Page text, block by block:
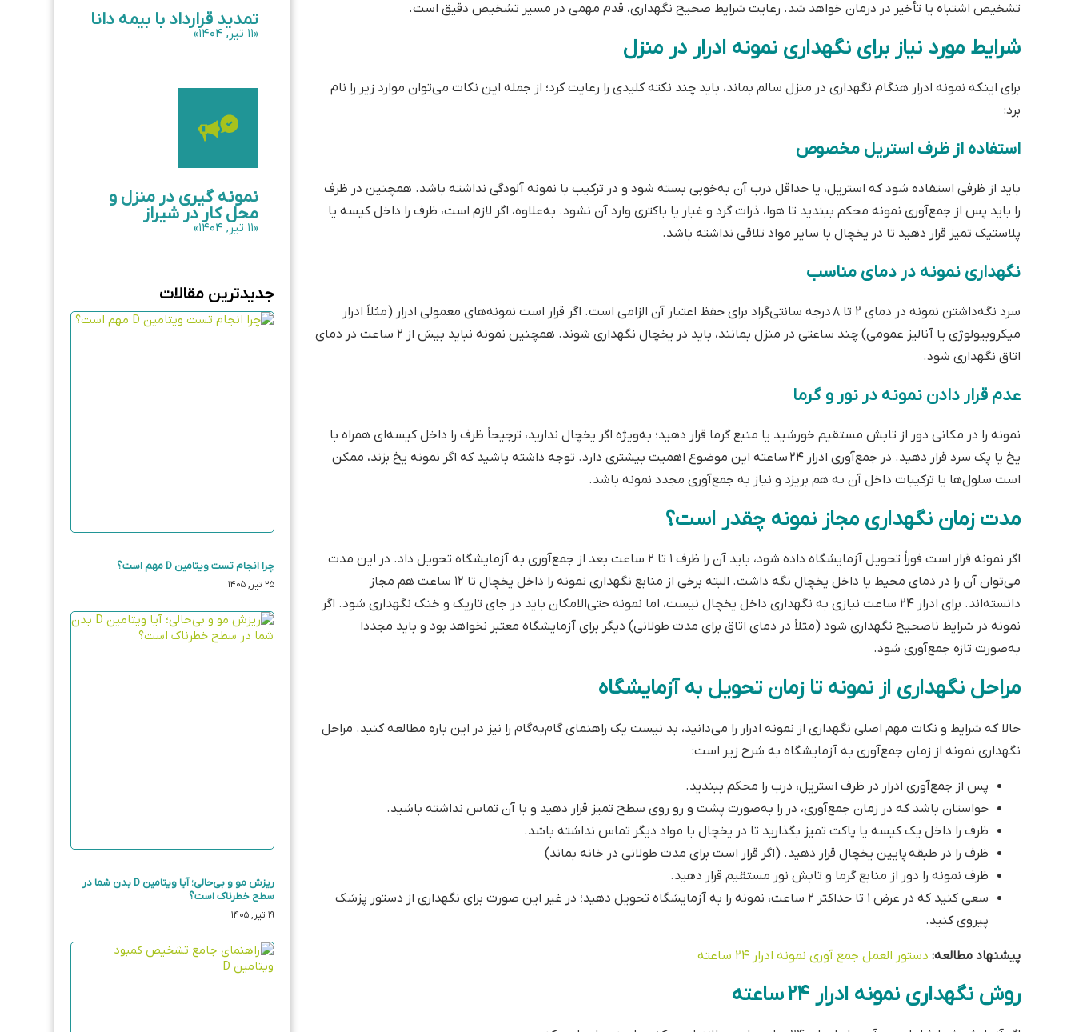
تشخیص اشتباه یا تأخیر در درمان خواهد شد. رعایت شرایط صحیح نگهداری، قدم مهمی در مسیر تشخیص دقیق است.
شرایط مورد نیاز برای نگهداری نمونه ادرار در منزل
برای اینکه نمونه ادرار هنگام نگهداری در منزل سالم بماند، باید چند نکته کلیدی را رعایت کرد؛ از جمله این نکات می‌توان موارد زیر را نام
برد:
استفاده از ظرف استریل مخصوص
باید از ظرفی استفاده شود که استریل، یا حداقل درب آن به‌خوبی بسته شود و در ترکیب با نمونه آلودگی نداشته باشد. همچنین در ظرف
را باید پس از جمع‌آوری نمونه محکم ببندید تا هوا، ذرات گرد و غبار یا باکتری وارد آن نشود. به‌علاوه، اگر لازم است، ظرف را داخل کیسه یا
پلاستیک تمیز قرار دهید تا در یخچال با سایر مواد تلاقی نداشته باشد.
نگهداری نمونه در دمای مناسب
سرد نگه‌داشتن نمونه در دمای ۲ تا ۸ درجه سانتی‌گراد برای حفظ اعتبار آن الزامی است. اگر قرار است نمونه‌های معمولی ادرار (مثلاً ادرار
میکروبیولوژی یا آنالیز عمومی) چند ساعتی در منزل بمانند، باید در یخچال نگهداری شوند. همچنین نمونه نباید بیش از ۲ ساعت در دمای
اتاق نگهداری شود.
عدم قرار دادن نمونه در نور و گرما
نمونه را در مکانی دور از تابش مستقیم خورشید یا منبع گرما قرار دهید؛ به‌ویژه اگر یخچال ندارید، ترجیحاً ظرف را داخل کیسه‌ای همراه با
یخ یا پک سرد قرار دهید. در جمع‌آوری ادرار ۲۴ ساعته این موضوع اهمیت بیشتری دارد. توجه داشته باشید که اگر نمونه یخ بزند، ممکن
است سلول‌ها یا ترکیبات داخل آن به هم بریزد و نیاز به جمع‌آوری مجدد نمونه باشد.
مدت زمان نگهداری مجاز نمونه چقدر است؟
اگر نمونه قرار است فوراً تحویل آزمایشگاه داده شود، باید آن را ظرف ۱ تا ۲ ساعت بعد از جمع‌آوری به آزمایشگاه تحویل داد. در این مدت
می‌توان آن را در دمای محیط یا داخل یخچال نگه داشت. البته برخی از منابع نگهداری نمونه را داخل یخچال تا ۱۲ ساعت هم مجاز
دانسته‌اند. برای ادرار ۲۴ ساعت نیازی به نگهداری داخل یخچال نیست، اما نمونه حتی‌الامکان باید در جای تاریک و خنک نگهداری شود. اگر
نمونه در شرایط ناصحیح نگهداری شود (مثلاً در دمای اتاق برای مدت طولانی) دیگر برای آزمایشگاه معتبر نخواهد بود و باید مجددا
به‌صورت تازه جمع‌آوری شود.
مراحل نگهداری از نمونه تا زمان تحویل به آزمایشگاه
حالا که شرایط و نکات مهم اصلی نگهداری از نمونه ادرار را می‌دانید، بد نیست یک راهنمای گام‌به‌گام را نیز در این باره مطالعه کنید. مراحل
نگهداری نمونه از زمان جمع‌آوری به آزمایشگاه به شرح زیر است:
پس از جمع‌آوری ادرار در ظرف استریل، درب را محکم ببندید.
حواستان باشد که در زمان جمع‌آوری، در را به‌صورت پشت و رو روی سطح تمیز قرار دهید و با آن تماس نداشته باشید.
ظرف را داخل یک کیسه یا پاکت تمیز بگذارید تا در یخچال با مواد دیگر تماس نداشته باشد.
ظرف را در طبقه پایین یخچال قرار دهید. (اگر قرار است برای مدت طولانی در خانه بماند)
ظرف نمونه را دور از منابع گرما و تابش نور مستقیم قرار دهید.
سعی کنید که در عرض ۱ تا حداکثر ۲ ساعت، نمونه را به آزمایشگاه تحویل دهید؛ در غیر این صورت برای نگهداری از دستور پزشک
پیروی کنید.
پیشنهاد مطالعه: دستور العمل جمع آوری نمونه ادرار ۲۴ ساعته
روش نگهداری نمونه ادرار ۲۴ ساعته
تمدید قرارداد با بیمه دانا
«۱۱ تیر, ۱۴۰۴»
نمونه گیری در منزل و
محل کار در شیراز
«۱۱ تیر, ۱۴۰۴»
جدیدترین مقالات
چرا انجام تست ویتامین D مهم است؟
۲۵ تیر, ۱۴۰۵
ریزش مو و بی‌حالی؛ آیا ویتامین D بدن شما در
سطح خطرناک است؟
۱۹ تیر, ۱۴۰۵